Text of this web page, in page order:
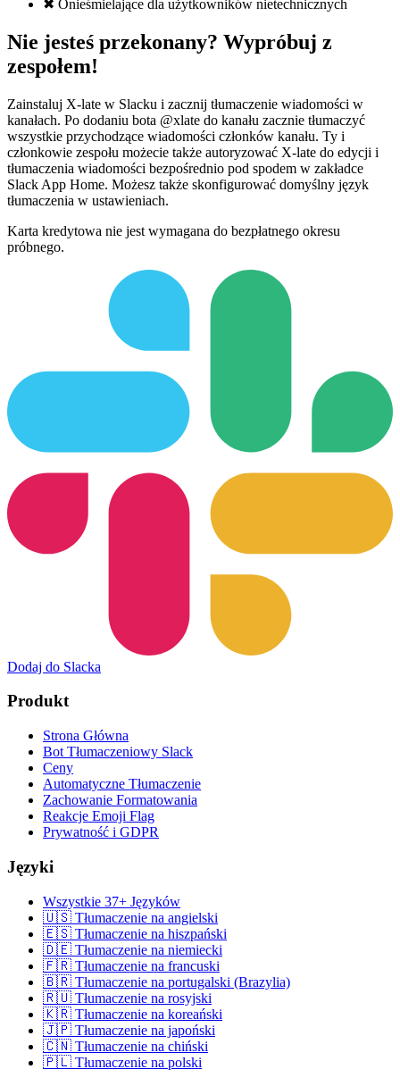
✖ Onieśmielające dla użytkowników nietechnicznych
Nie jesteś przekonany? Wypróbuj z
zespołem!
Zainstaluj X-late w Slacku i zacznij tłumaczenie wiadomości w
kanałach. Po dodaniu bota @xlate do kanału zacznie tłumaczyć
wszystkie przychodzące wiadomości członków kanału. Ty i
członkowie zespołu możecie także autoryzować X-late do edycji i
tłumaczenia wiadomości bezpośrednio pod spodem w zakładce
Slack App Home. Możesz także skonfigurować domyślny język
tłumaczenia w ustawieniach.
Karta kredytowa nie jest wymagana do bezpłatnego okresu
próbnego.
Dodaj do Slacka
Produkt
Strona Główna
Bot Tłumaczeniowy Slack
Ceny
Automatyczne Tłumaczenie
Zachowanie Formatowania
Reakcje Emoji Flag
Prywatność i GDPR
Języki
Wszystkie 37+ Języków
🇺🇸 Tłumaczenie na angielski
🇪🇸 Tłumaczenie na hiszpański
🇩🇪 Tłumaczenie na niemiecki
🇫🇷 Tłumaczenie na francuski
🇧🇷 Tłumaczenie na portugalski (Brazylia)
🇷🇺 Tłumaczenie na rosyjski
🇰🇷 Tłumaczenie na koreański
🇯🇵 Tłumaczenie na japoński
🇨🇳 Tłumaczenie na chiński
🇵🇱 Tłumaczenie na polski